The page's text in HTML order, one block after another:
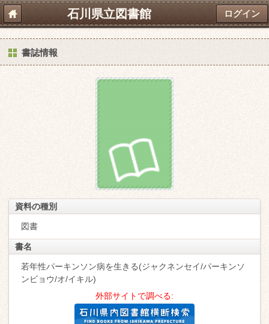
石川県立図書館 ログイン
書誌情報
資料の種別
図書
書名
若年性パーキンソン病を生きる(ジャクネンセイ/パーキンソ
ンビョウ/オ/イキル)
外部サイトで調べる: